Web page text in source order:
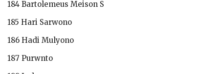
184 Bartolemeus Meison S
185 Hari Sarwono
186 Hadi Mulyono
187 Purwnto